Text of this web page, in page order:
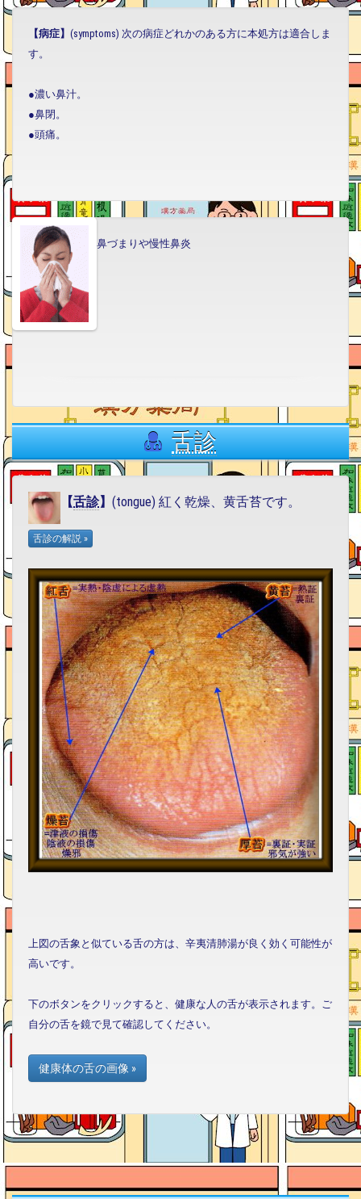
【病症】 (symptoms) 次の病症どれかのある方に本処方は適合しま
す。
●濃い鼻汁。
●鼻閉。
●頭痛。
鼻づまりや慢性鼻炎
舌診
【舌診】 (tongue) 紅く乾燥、黄舌苔です。
上図の舌象と似ている舌の方は、辛夷清肺湯が良く効く可能性が
高いです。
下のボタンをクリックすると、健康な人の舌が表示されます。ご
自分の舌を鏡で見て確認してください。
健康体の舌の画像 »